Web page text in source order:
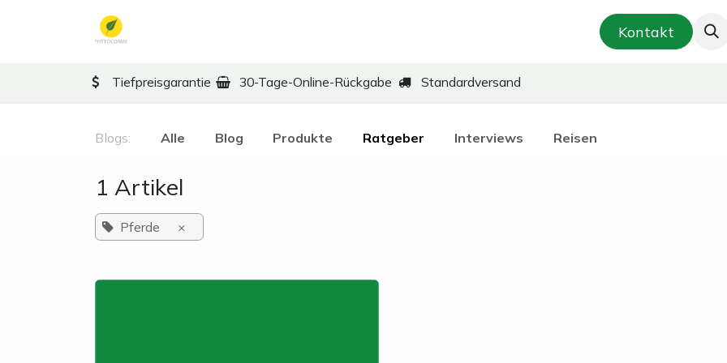
Kräuter-Zubereitungen
Kontakt
Tiefpreisgarantie 30-Tage-Online-Rückgabe Standardversand
Blogs: Alle Blog Produkte Ratgeber Interviews Reisen
1 Artikel
Pferde ×